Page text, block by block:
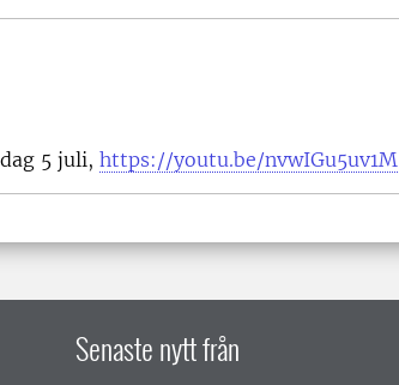
5 juli, https://youtu.be/nvwIGu5uv1M
Senaste nytt från